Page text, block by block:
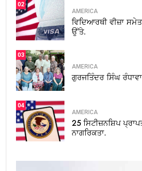
02
AMERICA
ਵਿਦਿਆਰਥੀ ਵੀਜ਼ਾ
ਉੱਤੇ.
03
AMERICA
ਗੁਰਜਤਿੰਦਰ ਸਿੰਘ
04
AMERICA
25 ਸਿਟੀਜ਼ਨਸ਼ਿਪ
ਨਾਗਰਿਕਤਾ.